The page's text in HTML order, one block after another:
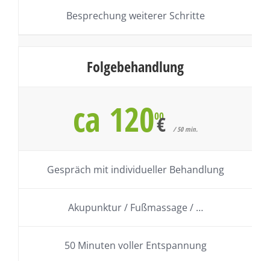
Besprechung weiterer Schritte
Folgebehandlung
ca 12000
€ / 50 min.
Gespräch mit individueller Behandlung
Akupunktur / Fußmassage / …
50 Minuten voller Entspannung